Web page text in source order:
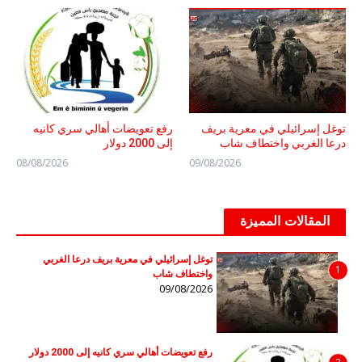
توغل إسرائيلي في معرية بريف
درعا الغربي واختطاف شاب
09/08/2026
رفع تعويضات أهالي سري كانيه
إلى 2000 دولار
08/08/2026
المقالات المميزة
1
توغل إسرائيلي في معرية بريف درعا الغربي
واختطاف شاب
09/08/2026
رفع تعويضات أهالي سري كانيه إلى 2000 دولار